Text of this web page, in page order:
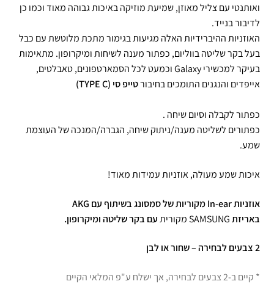
ואותנטי עם צליל מאוזן, שמיעת מוזיקה באיכות גבוהה מאוד וכמו כן
לדיבור בנייד.
האוזניות ההיברידיות האלה מגיעות בגימור מתכת מלוטשת עם כבל
בעל בקר שליטה בווליום, כפתור מענה לשיחות ומיקרופון. מתאימות
בעיקר למכשירי Galaxy וכמעט לכל הסמארטפונים, טאבלטים,
אייפדים והנגנים התומכים בחיבורטייפ סי (TYPE C)
כפתור לקבלה וסיום שיחה .
כפתורים לשליטה מענה/ניתוק שיחה, הגברה/המנכה של העוצמת
שמע.
איכות שמע מעולה, אוזניות עמידות מאוד!
אוזניות In-ear מקוריות של סמסונג בשיתוף עם AKG
באריזתSAMSUNG מקורית עם בקר שליטה ומיקרופון.
2 צבעים לבחירה – שחור או לבן
* קיים ב-2 צבעים לבחירה, אך ישלח ע"פ המלאי הקיים